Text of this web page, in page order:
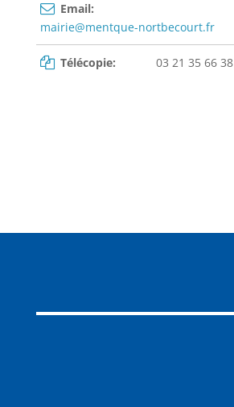
Email:
mairie@mentque-nortbecourt.fr
Télécopie: 03 21 35 66 38